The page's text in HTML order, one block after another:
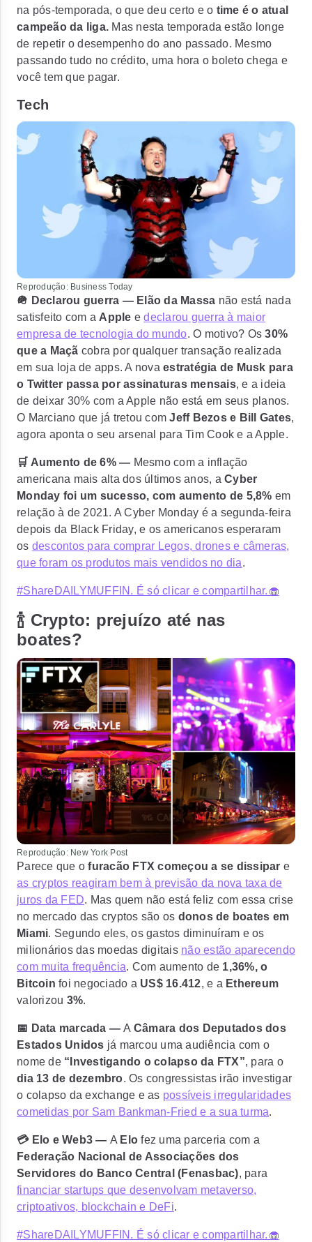
na pós-temporada, o que deu certo e o time é o atual
campeão da liga. Mas nesta temporada estão longe
de repetir o desempenho do ano passado. Mesmo
passando tudo no crédito, uma hora o boleto chega e
você tem que pagar.
Tech
Reprodução: Business Today
🪖 Declarou guerra — Elão da Massa não está nada
satisfeito com a Apple edeclarou guerra à maior
empresa de tecnologia do mundo. O motivo? Os 30%
que a Maçã cobra por qualquer transação realizada
em sua loja de apps. A nova estratégia de Musk para
o Twitter passa por assinaturas mensais, e a ideia
de deixar 30% com a Apple não está em seus planos.
O Marciano que já tretou com Jeff Bezos e Bill Gates,
agora aponta o seu arsenal para Tim Cook e a Apple.
🛒 Aumento de 6% — Mesmo com a inflação
americana mais alta dos últimos anos, a Cyber
Monday foi um sucesso, com aumento de 5,8% em
relação à de 2021. A Cyber Monday é a segunda-feira
depois da Black Friday, e os americanos esperaram
os descontos para comprar Legos, drones e câmeras,
que foram os produtos mais vendidos no dia.
#ShareDAILYMUFFIN. É só clicar e compartilhar.🧁
🍾 Crypto: prejuízo até nas
boates?
Reprodução: New York Post
Parece que ofuracão FTX começou a se dissipar e
as cryptos reagiram bem à previsão da nova taxa de
juros da FED. Mas quem não está feliz com essa crise
no mercado das cryptos são os donos de boates em
Miami. Segundo eles, os gastos diminuíram e os
milionários das moedas digitais não estão aparecendo
com muita frequência. Com aumento de 1,36%, o
Bitcoin foi negociado a US$ 16.412, e a Ethereum
valorizou 3%.
📅 Data marcada —A Câmara dos Deputados dos
Estados Unidos já marcou uma audiência com o
nome de “Investigando o colapso da FTX”, para o
dia 13 de dezembro. Os congressistas irão investigar
o colapso da exchange e as possíveis irregularidades
cometidas por Sam Bankman-Fried e a sua turma.
💳 Elo e Web3 — A Elofez uma parceria com a
Federação Nacional de Associações dos
Servidores do Banco Central (Fenasbac), para
financiar startups que desenvolvam metaverso,
criptoativos, blockchain e DeFi.
#ShareDAILYMUFFIN. É só clicar e compartilhar.🧁